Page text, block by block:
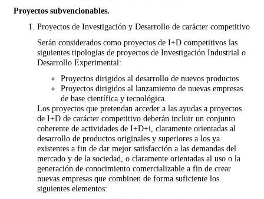
Proyectos subvencionables.
Proyectos de Investigación y Desarrollo de carácter competitivo
Serán considerados como proyectos de I+D competitivos las
siguientes tipologías de proyectos de Investigación Industrial o
Desarrollo Experimental:
Proyectos dirigidos al desarrollo de nuevos productos
Proyectos dirigidos al lanzamiento de nuevas empresas
de base científica y tecnológica.
Los proyectos que pretendan acceder a las ayudas a proyectos
de I+D de carácter competitivo deberán incluir un conjunto
coherente de actividades de I+D+i, claramente orientadas al
desarrollo de productos originales y superiores a los ya
existentes a fin de dar mejor satisfacción a las demandas del
mercado y de la sociedad, o claramente orientadas al uso o la
generación de conocimiento comercializable a fin de crear
nuevas empresas que combinen de forma suficiente los
siguientes elementos: